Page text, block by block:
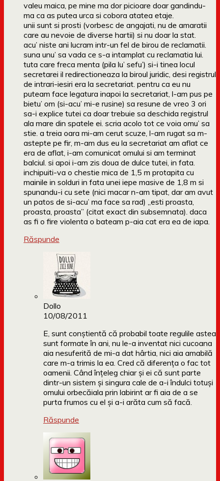
valeu maica, pe mine ma dor picioare doar gandindu-
ma ca as putea urca si cobora atatea etaje.
unii sunt si prosti (vorbesc de angajati, nu de amaratii
care au nevoie de diverse hartii) si nu doar la stat.
acu’ niste ani lucram intr-un fel de birou de reclamatii.
suna unu’ sa vada ce s-a intamplat cu reclamatia lui.
tuta care freca menta (pila lu’ sefu’) si-i tinea locul
secretarei il redirectioneaza la biroul juridic, desi registrul
de intrari-iesiri era la secretariat. pentru ca eu nu
puteam face legatura inapoi la secretariat, l-am pus pe
bietu’ om (si-acu’ mi-e rusine) sa resune de vreo 3 ori
sa-i explice tutei ca doar trebuie sa deschida registrul
ala mare din spatele ei. scria acolo tot ce voia omu’ sa
stie. a treia oara mi-am cerut scuze, l-am rugat sa m-
astepte pe fir, m-am dus eu la secretariat am aflat ce
era de aflat, i-am comunicat omului si am terminat
balciul. si apoi i-am zis doua de dulce tutei, in fata.
inchipuiti-va o chestie mica de 1,5 m protapita cu
mainile in solduri in fata unei iepe masive de 1,8 m si
spunandu-i cu sete (nici macar n-am tipat, dar am avut
un patos de si-acu’ ma face sa rad) „esti proasta,
proasta, proasta” (citat exact din subsemnata). daca
as fi o fire violenta o bateam p-aia cat era ea de iapa.
Răspunde
Dollo
10/08/2011
E, sunt conștientă că probabil toate regulile astea
sunt formate în ani, nu le-a inventat nici cucoana
aia nesuferită de mi-a dat hârtia, nici aia amabilă
care m-a trimis la ea. Cred că diferența o fac tot
oamenii. Când înțeleg chiar și ei că sunt parte
dintr-un sistem și singura cale de a-i îndulci totuși
omului orbecăiala prin labirint ar fi aia de a se
purta frumos cu el și a-i arăta cum să facă.
Răspunde